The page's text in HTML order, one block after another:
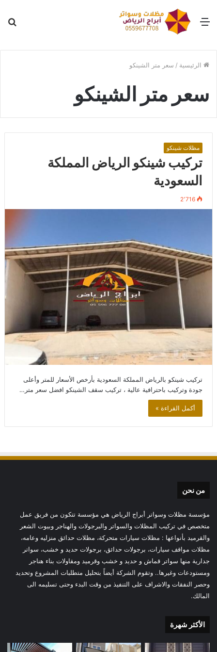
القائمة
الرئيسية / سعر متر الشينكو
سعر متر الشينكو
مظلات شينكو
تركيب شينكو الرياض المملكة
السعودية
2٬716
تركيب شينكو بالرياض المملكة السعودية بأرخص الأسعار للمتر وأعلى
جودة وتركيب باحترافية عالية ، تركيب سقف الشينكو افضل سعر متر…
أكمل القراءة »
من نحن
مؤسسة مظلات وسواتر أبراج الرياض هي مؤسسة تتكون من فريق عمل
متخصص في تركيب المظلات والسواتر والبرجولات والهناجر وبيوت الشعر
والقرميد بأنواعها : مظلات سيارات متحركة، مظلات حدائق منزليه وعامه،
مظلات مواقف سيارات، برجولات حدائق، برجولات حديد و خشب، سواتر
جدارية منها سواتر قماش و حديد و خشب وقرميد ومقاولات بناء هناجر
ومستودعات وغيرها.. وتقوم الشركة أيضاً بتحليل متطلبات المشروع وتحديد
وحصر النفقات والاشراف على التنفيذ من وقت البدء وحتى تسليمه الى
المالك.
الأكثر شهرة